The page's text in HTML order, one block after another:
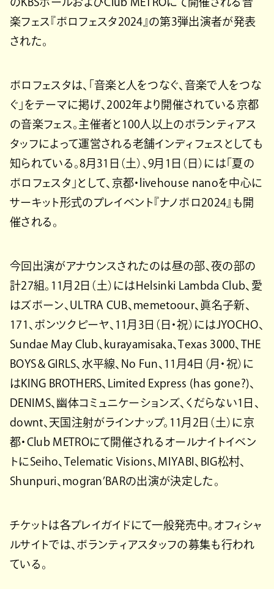
楽フェス『ボロフェスタ2024』の第3弾出演者が発表
された。
ボロフェスタは、「音楽と人をつなぐ、音楽で人をつな
ぐ」をテーマに掲げ、2002年より開催されている京都
の音楽フェス。主催者と100人以上のボランティアス
タッフによって運営される老舗インディフェスとしても
知られている。8月31日（土）、9月1日（日）には「夏の
ボロフェスタ」として、京都・livehouse nanoを中心に
サーキット形式のプレイベント『ナノボロ2024』も開
催される。
今回出演がアナウンスされたのは昼の部、夜の部の
計27組。11月2日（土）にはHelsinki Lambda Club、愛
はズボーン、ULTRA CUB、memetoour、眞名子新、
171、ポンツクピーヤ、11月3日（日・祝）にはJYOCHO、
Sundae May Club、kurayamisaka、Texas 3000、THE
BOYS＆GIRLS、水平線、No Fun、11月4日（月・祝）に
はKING BROTHERS、Limited Express (has gone?)、
DENIMS、幽体コミュニケーションズ、くだらない1日、
downt、天国注射がラインナップ。11月2日（土）に京
都・Club METROにて開催されるオールナイトイベン
トにSeiho、Telematic Visions、MIYABI、BIG松村、
Shunpuri、mogran’BARの出演が決定した。
チケットは各プレイガイドにて一般発売中。オフィシャ
ルサイトでは、ボランティアスタッフの募集も行われ
ている。